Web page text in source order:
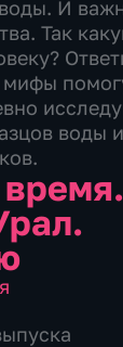
И
Так
мифы
воды